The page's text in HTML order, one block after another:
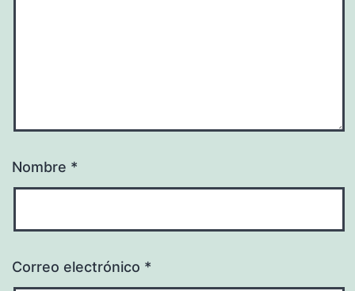
Nombre *
Correo electrónico *